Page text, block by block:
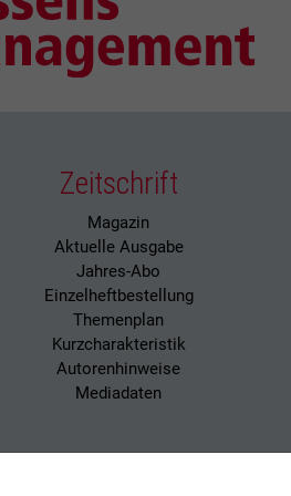
Zeitschrift
Magazin
Aktuelle Ausgabe
Jahres-Abo
Einzelheftbestellung
Themenplan
Kurzcharakteristik
Autorenhinweise
Mediadaten